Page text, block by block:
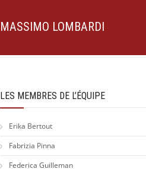
MASSIMO LOMBARDI
LES MEMBRES DE L’ÉQUIPE
Erika Bertout
Fabrizia Pinna
Federica Guilleman